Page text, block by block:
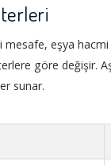
mesafe, eşya
göre değişir.
sunar.